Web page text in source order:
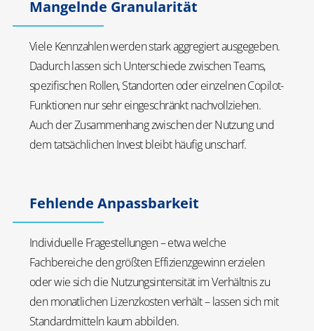
Mangelnde Granularität
Viele Kennzahlen werden stark aggregiert ausgegeben.
Dadurch lassen sich Unterschiede zwischen Teams,
spezifischen Rollen, Standorten oder einzelnen Copilot-
Funktionen nur sehr eingeschränkt nachvollziehen.
Auch der Zusammenhang zwischen der Nutzung und
dem tatsächlichen Invest bleibt häufig unscharf.
Fehlende Anpassbarkeit
Individuelle Fragestellungen – etwa welche
Fachbereiche den größten Effizienzgewinn erzielen
oder wie sich die Nutzungsintensität im Verhältnis zu
den monatlichen Lizenzkosten verhält – lassen sich mit
Standardmitteln kaum abbilden.